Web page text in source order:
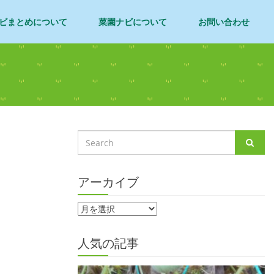
まとめについて 菜園ナビについて お問い合わせ
アーカイブ
人気の記事